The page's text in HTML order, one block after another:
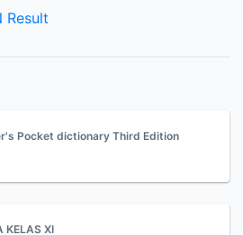
Result
Pocket dictionary Third Edition
KELAS XI